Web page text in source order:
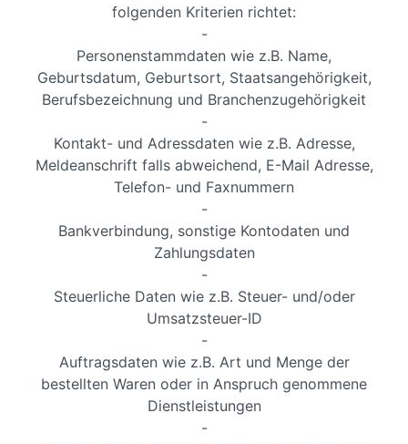
folgenden Kriterien richtet:
-
Personenstammdaten wie z.B. Name,
Geburtsdatum, Geburtsort, Staatsangehörigkeit,
Berufsbezeichnung und Branchenzugehörigkeit
-
Kontakt- und Adressdaten wie z.B. Adresse,
Meldeanschrift falls abweichend, E-Mail Adresse,
Telefon- und Faxnummern
-
Bankverbindung, sonstige Kontodaten und
Zahlungsdaten
-
Steuerliche Daten wie z.B. Steuer- und/oder
Umsatzsteuer-ID
-
Auftragsdaten wie z.B. Art und Menge der
bestellten Waren oder in Anspruch genommene
Dienstleistungen
-